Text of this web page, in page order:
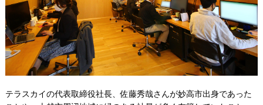
テラスカイの代表取締役社長、佐藤秀哉さんが妙高市出身であった